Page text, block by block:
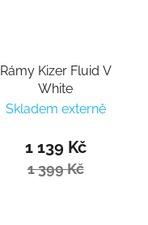
Rámy Kizer Fluid V
White
Skladem externě
1 139 Kč
1 399 Kč